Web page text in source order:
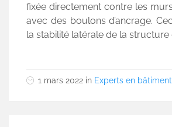
fixée directement contre les
avec des boulons d’ancrage.
la stabilité latérale de la structure
1 mars 2022 in Experts en bâtiment